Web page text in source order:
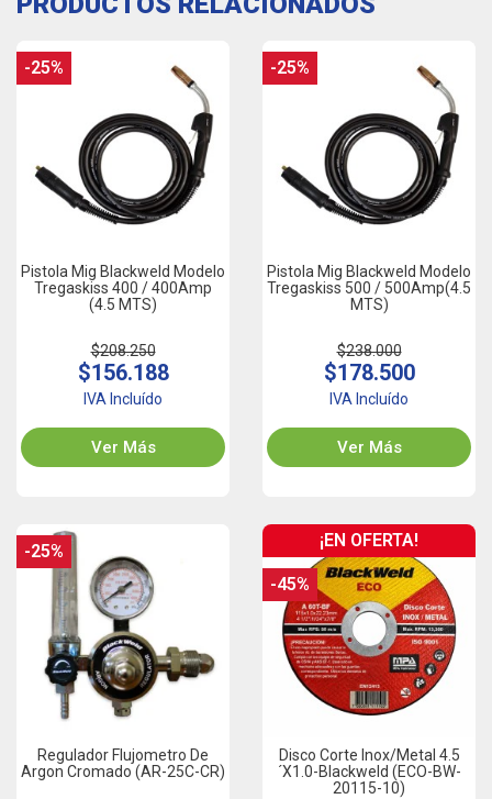
Pistola Mig Blackweld Modelo
Tregaskiss 400 / 400Amp
(4.5 MTS)
$208.250
$156.188
IVA Incluído
Ver Más
-25%
Pistola Mig Blackweld Modelo
Tregaskiss 500 / 500Amp(4.5
MTS)
$238.000
$178.500
IVA Incluído
Ver Más
-25%
Regulador Flujometro De
Argon Cromado (AR-25C-CR)
-25%
Disco Corte Inox/Metal 4.5
´x1.0-Blackweld (ECO-BW-
20115-10)
¡EN OFERTA!
-45%